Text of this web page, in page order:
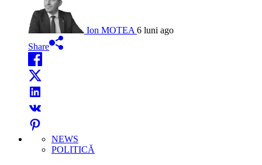
Ion MOTEA 6 luni ago
Share
NEWS
POLITICĂ